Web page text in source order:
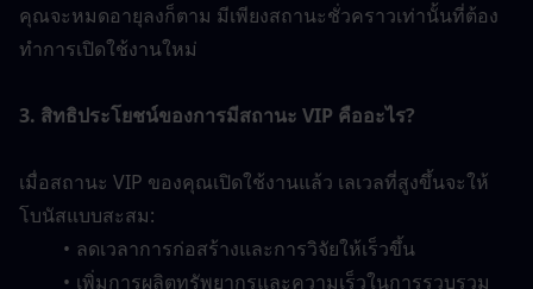
คุณจะหมดอายุลงก็ตาม มีเพียงสถานะชั่วคราวเท่านั้นที่ต้อง
ทำการเปิดใช้งานใหม่
3. สิทธิประโยชน์ของการมีสถานะ VIP คืออะไร?
เมื่อสถานะ VIP ของคุณเปิดใช้งานแล้ว เลเวลที่สูงขึ้นจะให้
โบนัสแบบสะสม:
ลดเวลาการก่อสร้างและการวิจัยให้เร็วขึ้น
เพิ่มการผลิตทรัพยากรและความเร็วในการรวบรวม